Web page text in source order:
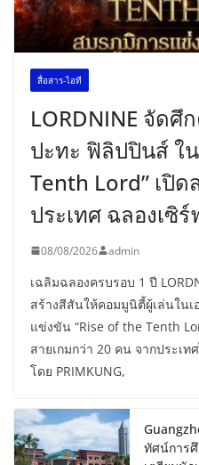
สื่อสาร-ไอที
LORDNINE จัดศึ
ปะทะ ฟิลิปปินส์ ใ
Tenth Lord” เปิ
ประเทศ ฉลองเซิร์
08/08/2026 admin
เฉลิมฉลองครบรอบ 1 ปี
สร้างสีสันให้คอมมูนิตี้ผู้เล่นในเ
แข่งขัน “Rise of the Tenth
สายเกมกว่า 20 คน จากประเ
โดย PRIMKUNG,
ทัศน์การ